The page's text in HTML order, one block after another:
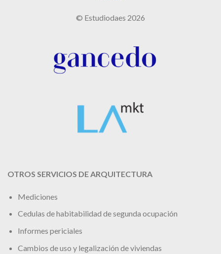
© Estudiodaes 2026
OTROS SERVICIOS DE ARQUITECTURA
Mediciones
Cedulas de habitabilidad de segunda ocupación
Informes periciales
Cambios de uso y legalización de viviendas